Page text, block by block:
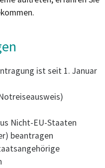
ist seit 1. Januar
Nicht-EU-Staaten
beantragen